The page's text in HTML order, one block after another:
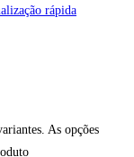
rápida
As opções